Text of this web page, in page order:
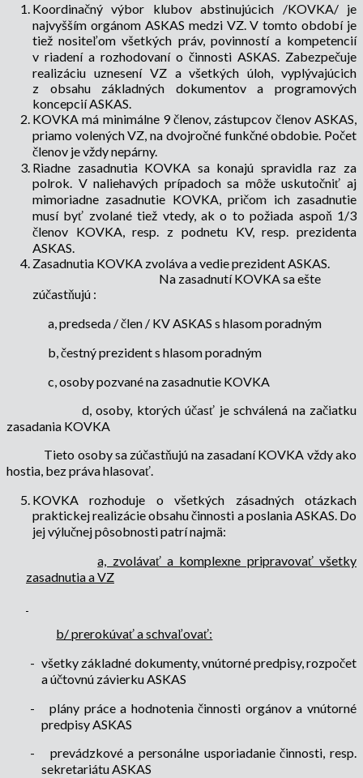
Koordinačný výbor klubov abstinujúcich /KOVKA/ je
najvyšším orgánom ASKAS medzi VZ. V tomto období je
tiež nositeľom všetkých práv, povinností a kompetencií
v riadení a rozhodovaní o činnosti ASKAS. Zabezpečuje
realizáciu uznesení VZ a všetkých úloh, vyplývajúcich
z obsahu základných dokumentov a programových
koncepcií ASKAS.
KOVKA má minimálne 9 členov, zástupcov členov ASKAS,
priamo volených VZ, na dvojročné funkčné obdobie. Počet
členov je vždy nepárny.
Riadne zasadnutia KOVKA sa konajú spravidla raz za
polrok. V naliehavých prípadoch sa môže uskutočniť aj
mimoriadne zasadnutie KOVKA, pričom ich zasadnutie
musí byť zvolané tiež vtedy, ak o to požiada aspoň 1/3
členov KOVKA, resp. z podnetu KV, resp. prezidenta
ASKAS.
Zasadnutia KOVKA zvoláva a vedie prezident ASKAS.
Na zasadnutí KOVKA sa ešte
zúčastňujú :
a, predseda / člen / KV ASKAS s hlasom poradným
b, čestný prezident s hlasom poradným
c, osoby pozvané na zasadnutie KOVKA
d, osoby, ktorých účasť je schválená na začiatku
zasadania KOVKA
Tieto osoby sa zúčastňujú na zasadaní KOVKA vždy ako
hostia, bez práva hlasovať.
KOVKA rozhoduje o všetkých zásadných otázkach
praktickej realizácie obsahu činnosti a poslania ASKAS. Do
jej výlučnej pôsobnosti patrí najmä:
a, zvolávať a komplexne pripravovať všetky
zasadnutia a VZ
b/ prerokúvať a schvaľovať:
- všetky základné dokumenty, vnútorné predpisy, rozpočet
a účtovnú závierku ASKAS
-
plány práce a hodnotenia činnosti orgánov a vnútorné
predpisy ASKAS
-
prevádzkové a personálne usporiadanie činnosti, resp.
sekretariátu ASKAS